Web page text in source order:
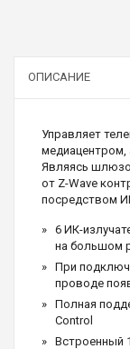
ОПИСАНИЕ
Управляет
медиацентром,
Являясь
от Z-Wave
посредством
6 ИК-
на большом
При
проводе
Полная
Control
Встроенный